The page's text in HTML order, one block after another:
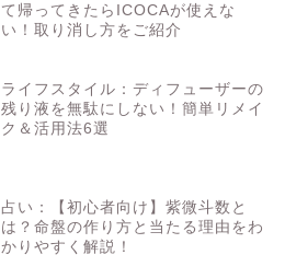
て帰ってきたらICOCAが使えな
い！取り消し方をご紹介
ライフスタイル：ディフューザーの
残り液を無駄にしない！簡単リメイ
ク＆活用法6選
占い：【初心者向け】紫微斗数と
は？命盤の作り方と当たる理由をわ
かりやすく解説！